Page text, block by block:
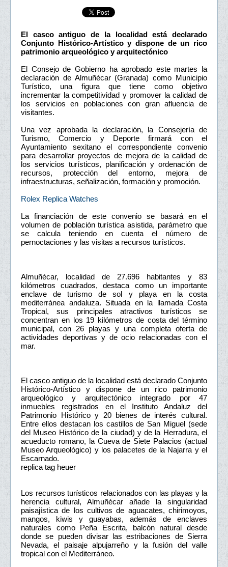
El casco antiguo de la localidad está declarado
Conjunto Histórico-Artístico y dispone de un rico
patrimonio arqueológico y arquitectónico
El Consejo de Gobierno ha aprobado este martes la
declaración de Almuñécar (Granada) como Municipio
Turístico, una figura que tiene como objetivo
incrementar la competitividad y promover la calidad de
los servicios en poblaciones con gran afluencia de
visitantes.
Una vez aprobada la declaración, la Consejería de
Turismo, Comercio y Deporte firmará con el
Ayuntamiento sexitano el correspondiente convenio
para desarrollar proyectos de mejora de la calidad de
los servicios turísticos, planificación y ordenación de
recursos, protección del entorno, mejora de
infraestructuras, señalización, formación y promoción.
Rolex Replica Watches
La financiación de este convenio se basará en el
volumen de población turística asistida, parámetro que
se calcula teniendo en cuenta el número de
pernoctaciones y las visitas a recursos turísticos.
Almuñécar, localidad de 27.696 habitantes y 83
kilómetros cuadrados, destaca como un importante
enclave de turismo de sol y playa en la costa
mediterránea andaluza. Situada en la llamada Costa
Tropical, sus principales atractivos turísticos se
concentran en los 19 kilómetros de costa del término
municipal, con 26 playas y una completa oferta de
actividades deportivas y de ocio relacionadas con el
mar.
El casco antiguo de la localidad está declarado Conjunto
Histórico-Artístico y dispone de un rico patrimonio
arqueológico y arquitectónico integrado por 47
inmuebles registrados en el Instituto Andaluz del
Patrimonio Histórico y 20 bienes de interés cultural.
Entre ellos destacan los castillos de San Miguel (sede
del Museo Histórico de la ciudad) y de la Herradura, el
acueducto romano, la Cueva de Siete Palacios (actual
Museo Arqueológico) y los palacetes de la Najarra y el
Escarnado.
replica tag heuer
Los recursos turísticos relacionados con las playas y la
herencia cultural, Almuñécar añade la singularidad
paisajística de los cultivos de aguacates, chirimoyos,
mangos, kiwis y guayabas, además de enclaves
naturales como Peña Escrita, balcón natural desde
donde se pueden divisar las estribaciones de Sierra
Nevada, el paisaje alpujarreño y la fusión del valle
tropical con el Mediterráneo.